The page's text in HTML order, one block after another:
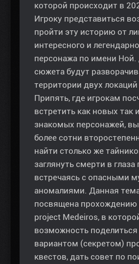
которой происходит в
Игроку представиться
пройти эту историю от
интересного и
персонажа по имени Ной.
сюжета будут
территории двух
Припять, где игрокам
встретить как новых так
знакомых персонажей,
более сотни
найти столько же
заглянуть смерти в
встречаясь с опасными
аномалиями. Данная
посвящена прохождению
project Medeiros, в
возможность
вариантом (секретом)
квестов, дать совет по